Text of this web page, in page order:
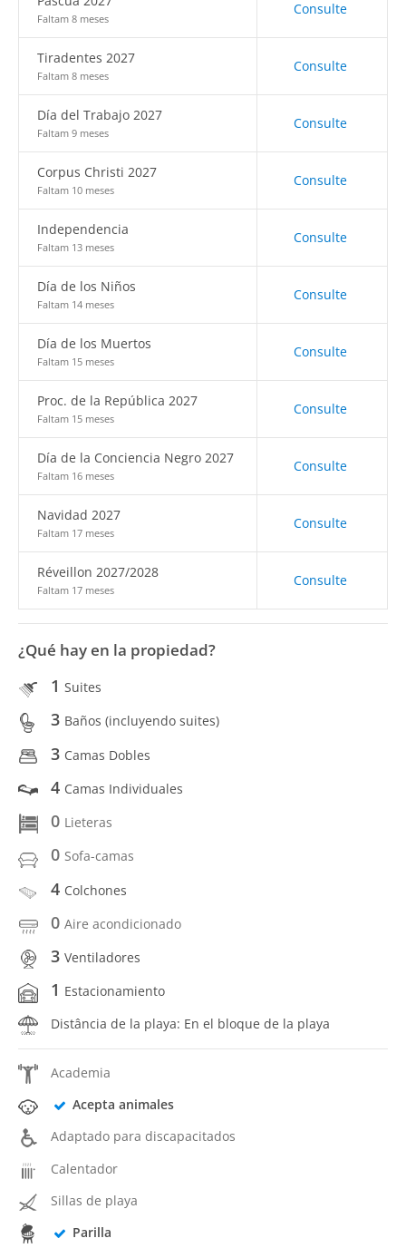
Faltam 8 meses
Consulte
Tiradentes 2027
Faltam 8 meses
Consulte
Día del Trabajo 2027
Faltam 9 meses
Consulte
Corpus Christi 2027
Faltam 10 meses
Consulte
Independencia
Faltam 13 meses
Consulte
Día de los Niños
Faltam 14 meses
Consulte
Día de los Muertos
Faltam 15 meses
Consulte
Proc. de la República 2027
Faltam 15 meses
Consulte
Día de la Conciencia Negro 2027
Faltam 16 meses
Consulte
Navidad 2027
Faltam 17 meses
Consulte
Réveillon 2027/2028
Faltam 17 meses
Consulte
¿Qué hay en la propiedad?
1 Suites
3 Baños (incluyendo suites)
3 Camas Dobles
4 Camas Individuales
0 Lieteras
0 Sofa-camas
4 Colchones
0 Aire acondicionado
3 Ventiladores
1 Estacionamiento
Distância de la playa: En el bloque de la playa
Academia
Acepta animales
Adaptado para discapacitados
Calentador
Sillas de playa
Parilla